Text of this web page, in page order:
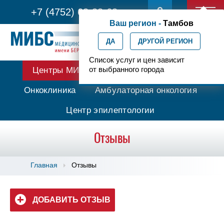
+7 (4752) 63-33-63
Ваш регион - Тамбов
ДА ДРУГОЙ РЕГИОН
Список услуг и цен зависит
от выбранного города
Центры МИБС Протонная терапия
Онкоклиника Амбулаторная онкология
Центр эпилептологии
Отзывы
Главная Отзывы
ДОБАВИТЬ ОТЗЫВ